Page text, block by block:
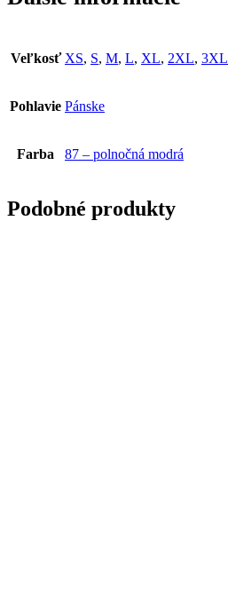
Veľkosť XS, S, M, L, XL, 2XL, 3XL
Pohlavie Pánske
Farba 87 – polnočná modrá
Podobné produkty